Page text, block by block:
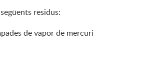
residus:
de vapor de mercuri